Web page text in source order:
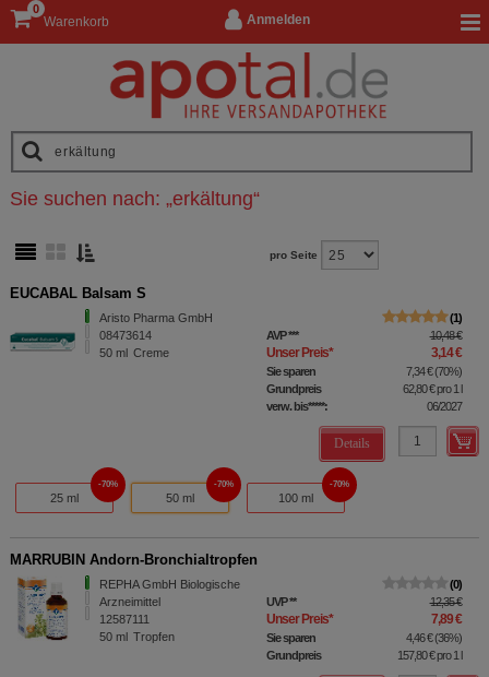
Anmelden
Warenkorb
0
Sie suchen nach: „erkältung“
pro Seite
EUCABAL Balsam S
Aristo Pharma GmbH
08473614
50 ml Creme
1
AVP*** 10,48 €
Unser Preis* 3,14 €
Sie sparen 7,34 €(70%)
Grundpreis
62,80 €pro 1 l
verw. bis*****:
06/2027
Details
25 ml
70%
50 ml
70%
100 ml
70%
MARRUBIN Andorn-Bronchialtropfen
REPHA GmbH Biologische
Arzneimittel
12587111
50 ml Tropfen
0
UVP** 12,35 €
Unser Preis* 7,89 €
Sie sparen 4,46 €(36%)
Grundpreis
157,80 €pro 1 l